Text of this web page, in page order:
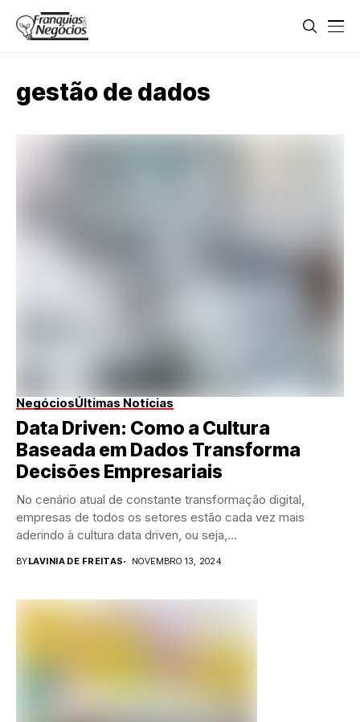
gestão de dados
NegóciosÚltimas Notícias
Data Driven: Como a Cultura
Baseada em Dados Transforma
Decisões Empresariais
No cenário atual de constante transformação digital,
empresas de todos os setores estão cada vez mais
aderindo à cultura data driven, ou seja,...
BYLAVINIA DE FREITAS NOVEMBRO 13, 2024